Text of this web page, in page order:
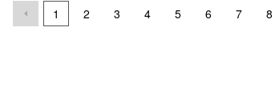
1 2 3 4 5 6 7 8